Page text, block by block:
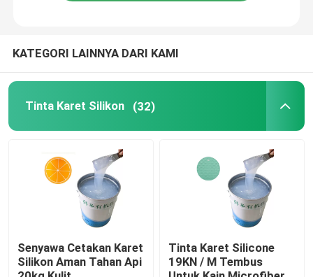
KATEGORI LAINNYA DARI KAMI
Tinta Karet Silikon (32)
Senyawa Cetakan Karet
Silikon Aman Tahan Api
Tinta Karet Silicone
19KN / M Tembus